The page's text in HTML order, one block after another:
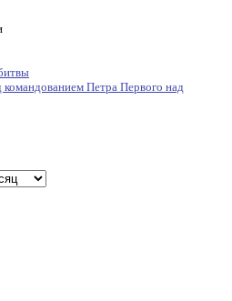
Петра Первого над